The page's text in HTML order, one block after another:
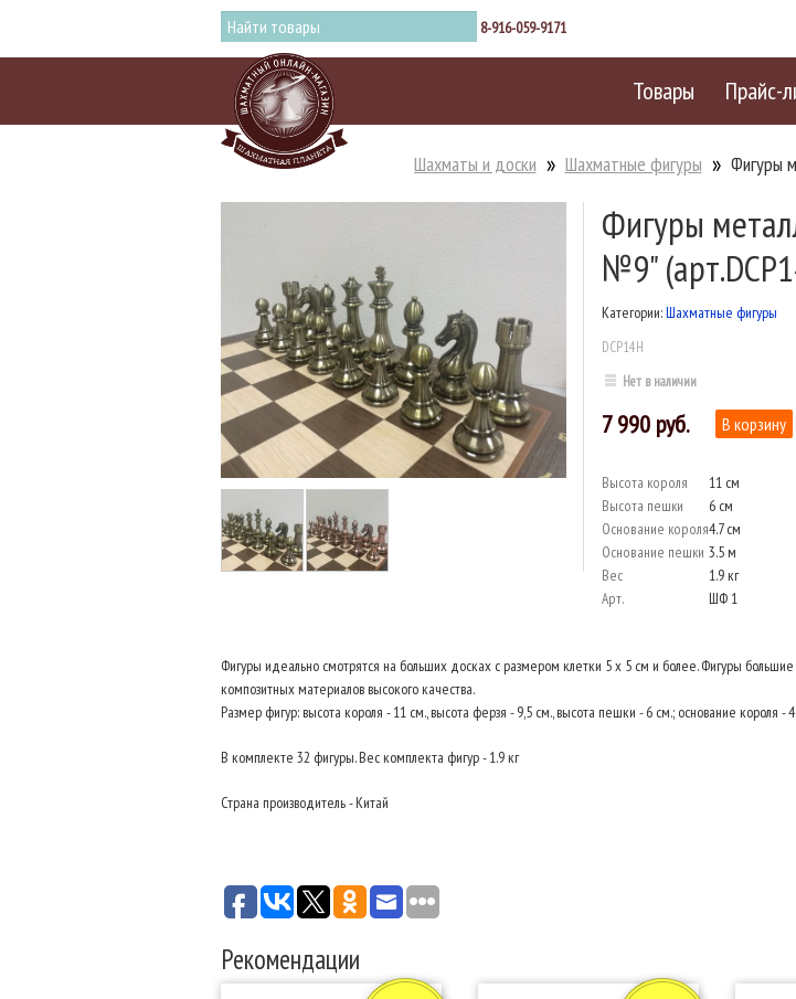
8-916-059-9171
Товары Прайс-
Шахматы и доски Шахматные фигуры Фигуры
Фигуры
№9"
Категории:Шахматные фигуры
DCP14H
Нет в наличии
7 990
Высота короля
11 см
Высота пешки
6 см
Основание короля4.7 см
Основание пешки 3.5 м
Вес
1.9 кг
Арт.
ШФ 1
Фигуры идеально смотрятся на больших досках с размером клетки 5 х 5 см и более. Фигуры
композитных материалов высокого качества.
Размер фигур: высота короля - 11 см., высота ферзя - 9,5 см., высота пешки - 6 см.; основание короля
В комплекте 32 фигуры. Вес комплекта фигур - 1.9 кг
Страна производитель - Китай
Рекомендации